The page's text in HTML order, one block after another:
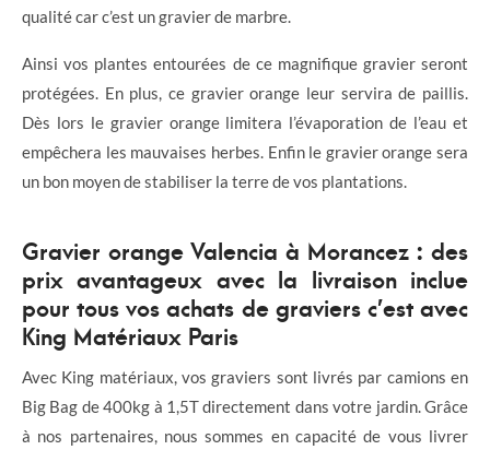
qualité car c’est un gravier de marbre.
Ainsi vos plantes entourées de ce magnifique gravier seront
protégées. En plus, ce gravier orange leur servira de paillis.
Dès lors le gravier orange limitera l’évaporation de l’eau et
empêchera les mauvaises herbes. Enfin le gravier orange sera
un bon moyen de stabiliser la terre de vos plantations.
Gravier orange Valencia à Morancez : des
prix avantageux avec la livraison inclue
pour tous vos achats de graviers c’est avec
King Matériaux Paris
Avec King matériaux, vos graviers sont livrés par camions en
Big Bag de 400kg à 1,5T directement dans votre jardin. Grâce
à nos partenaires, nous sommes en capacité de vous livrer